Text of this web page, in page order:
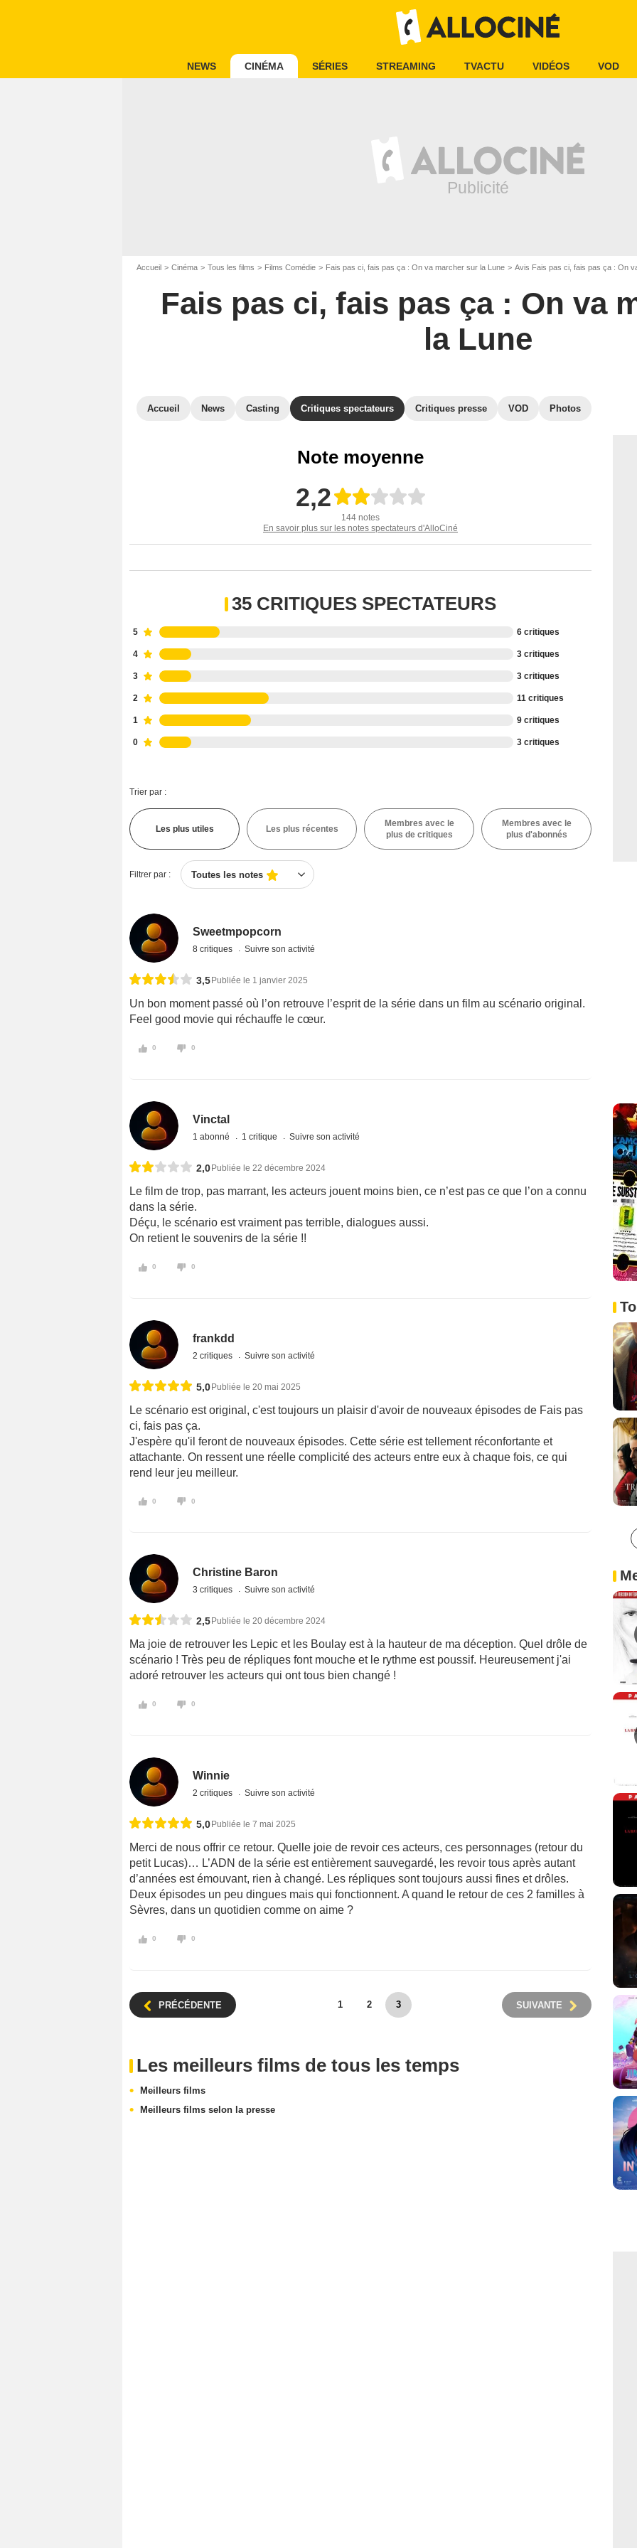
NEWS CINÉMA SÉRIES STREAMING TVACTU VIDÉOS VOD
Accueil Cinéma Tous les films Films Comédie Fais pas ci, fais pas ça : On va marcher sur la Lune Avis Fais pas ci, fais pas ça : On
Fais pas ci, fais pas ça : On va
la Lune
Accueil News Casting Critiques spectateurs Critiques presse VOD Photos
Note moyenne
2,2
144 notes
En savoir plus sur les notes spectateurs d'AlloCiné
35 CRITIQUES SPECTATEURS
5 6 critiques
4 3 critiques
3 3 critiques
2 11 critiques
1 9 critiques
0 3 critiques
Trier par :
Les plus utiles Les plus récentes
Membres avec le
plus de critiques
Membres avec le
plus d'abonnés
Filtrer par : Toutes les notes
Sweetmpopcorn
8 critiques Suivre son activité
3,5 Publiée le 1 janvier 2025
Un bon moment passé où l’on retrouve l’esprit de la série dans un film au scénario original.
Feel good movie qui réchauffe le cœur.
0 0
Vinctal
1 abonné 1 critique Suivre son activité
2,0Publiée le 22 décembre 2024
Le film de trop, pas marrant, les acteurs jouent moins bien, ce n’est pas ce que l’on a connu
dans la série.
Déçu, le scénario est vraiment pas terrible, dialogues aussi.
On retient le souvenirs de la série !!
0 0
frankdd
2 critiques Suivre son activité
5,0Publiée le 20 mai 2025
Le scénario est original, c'est toujours un plaisir d'avoir de nouveaux épisodes de Fais pas
ci, fais pas ça.
J'espère qu'il feront de nouveaux épisodes. Cette série est tellement réconfortante et
attachante. On ressent une réelle complicité des acteurs entre eux à chaque fois, ce qui
rend leur jeu meilleur.
0 0
Christine Baron
3 critiques Suivre son activité
2,5 Publiée le 20 décembre 2024
Ma joie de retrouver les Lepic et les Boulay est à la hauteur de ma déception. Quel drôle de
scénario ! Très peu de répliques font mouche et le rythme est poussif. Heureusement j'ai
adoré retrouver les acteurs qui ont tous bien changé !
0 0
Winnie
2 critiques Suivre son activité
5,0 Publiée le 7 mai 2025
Merci de nous offrir ce retour. Quelle joie de revoir ces acteurs, ces personnages (retour du
petit Lucas)… L’ADN de la série est entièrement sauvegardé, les revoir tous après autant
d’années est émouvant, rien à changé. Les répliques sont toujours aussi fines et drôles.
Deux épisodes un peu dingues mais qui fonctionnent. A quand le retour de ces 2 familles à
Sèvres, dans un quotidien comme on aime ?
0 0
PRÉCÉDENTE SUIVANTE
1 2 3
Les meilleurs films de tous les temps
Meilleurs films
Meilleurs films selon la presse